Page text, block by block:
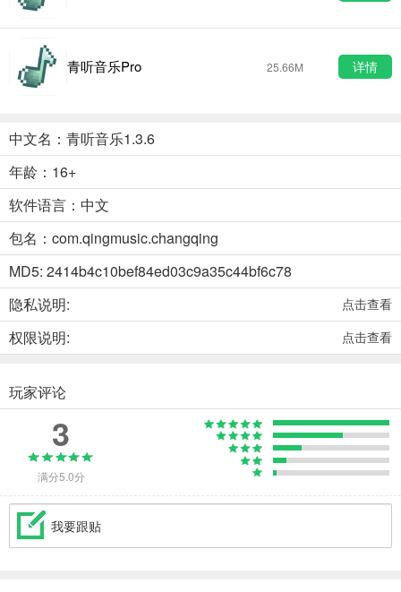
青听音乐Pro 25.66M 详情
中文名：青听音乐1.3.6
年龄：16+
软件语言：中文
包名：com.qingmusic.changqing
MD5: 2414b4c10bef84ed03c9a35c44bf6c78
隐私说明:
点击查看
权限说明: 点击查看
玩家评论
3
满分5.0分
我要跟贴